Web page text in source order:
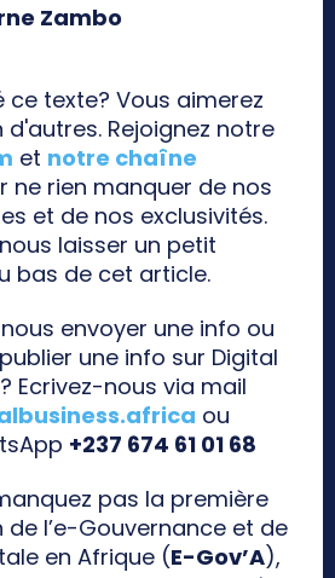
Zambo
texte? Vous aimerez
Rejoignez notre
et notre chaîne
ne rien manquer de nos
et de nos exclusivités.
laisser un petit
bas de cet article.
envoyer une info ou
une info sur Digital
Ecrivez-nous via mail
ou
+237 674 61 01 68
pas la première
de l’e-Gouvernance et de
en Afrique (E-Gov’A),